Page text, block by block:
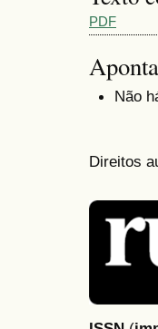
PDF
Não
Direitos